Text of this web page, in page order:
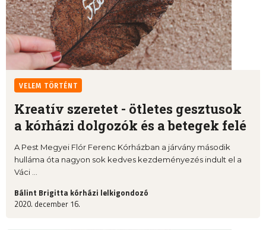
VELEM TÖRTÉNT
Kreatív szeretet - ötletes gesztusok
a kórházi dolgozók és a betegek felé
A Pest Megyei Flór Ferenc Kórházban a járvány második
hulláma óta nagyon sok kedves kezdeményezés indult el a
Váci ...
Bálint Brigitta kórházi lelkigondozó
2020. december 16.